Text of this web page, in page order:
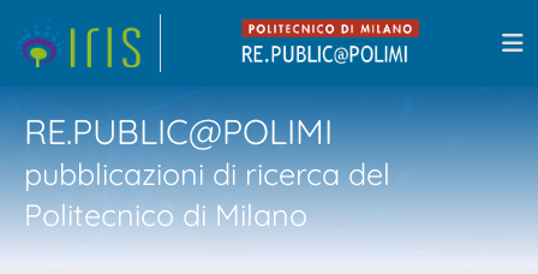
RE.PUBLIC@POLIMI
pubblicazioni di ricerca del
Politecnico di Milano